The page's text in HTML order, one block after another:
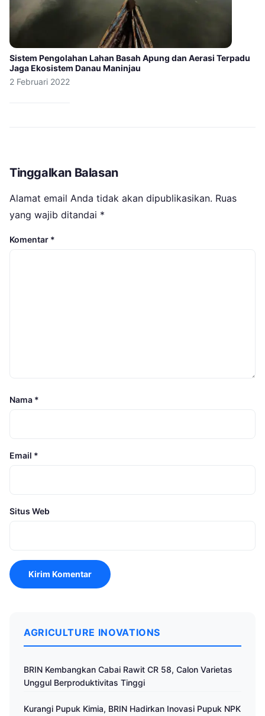
Sistem Pengolahan Lahan Basah Apung dan Aerasi Terpadu
Jaga Ekosistem Danau Maninjau
2 Februari 2022
Tinggalkan Balasan
Alamat email Anda tidak akan dipublikasikan. Ruas
yang wajib ditandai *
Komentar *
Nama *
Email *
Situs Web
AGRICULTURE INOVATIONS
BRIN Kembangkan Cabai Rawit CR 58, Calon Varietas
Unggul Berproduktivitas Tinggi
Kurangi Pupuk Kimia, BRIN Hadirkan Inovasi Pupuk NPK